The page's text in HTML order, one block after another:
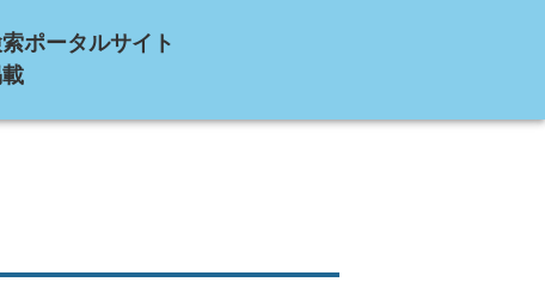
ポータルサイト